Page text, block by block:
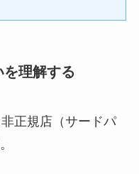
理解する
正規店（サードパ